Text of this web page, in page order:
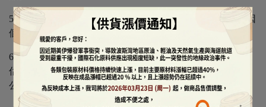
5. 有效期之食品原料，除食品本身有品質疑慮外，故無法因
個人口味、喜好等...原因辦理退貨。
6. 線上購買之機器設備(購買前應先詢問本公司客服，並評
估安裝可行性)，除設備使用異常之情形外，故無法因個人/
公司使用方式及政策...等原因辦理退貨。